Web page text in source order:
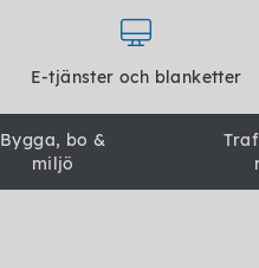
E-tjänster och blanketter
Bygga, bo &
miljö